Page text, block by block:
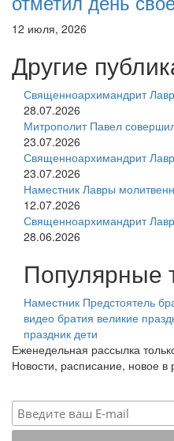
12 июля, 2026
Другие
Священноархимандрит
28.07.2026
Митрополит Павел
23.07.2026
Священноархимандрит
23.07.2026
Наместник Лавры
12.07.2026
Священноархимандрит
28.06.2026
Популярные
Наместник Предстоятель
видео братия великие
праздник дети
Еженедельная рассылка
Новости, расписание, новое в